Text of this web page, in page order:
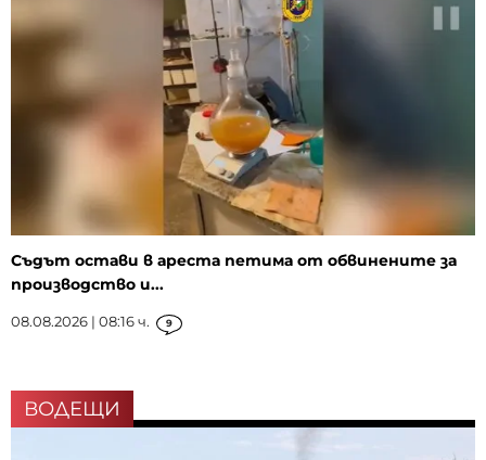
Съдът остави в ареста петима от обвинените за
производство и...
08.08.2026 | 08:16 ч. 9
ВОДЕЩИ